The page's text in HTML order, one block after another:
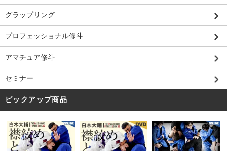
グラップリング
プロフェッショナル修斗
アマチュア修斗
セミナー
ピックアップ商品